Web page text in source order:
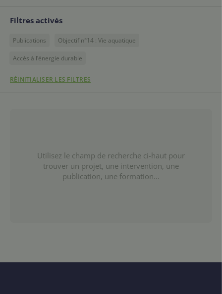
Filtres activés
Publications Objectif n°14 : Vie aquatique
Accès à l’énergie durable
RÉINITIALISER LES FILTRES
Utilisez le champ de recherche ci-haut pour
trouver un projet, une intervention, une
publication, une formation...